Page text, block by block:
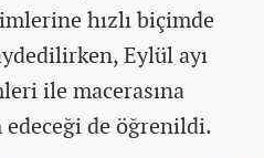
hızlı biçimde
Eylül ayı
ile macerasına
edeceği de öğrenildi.